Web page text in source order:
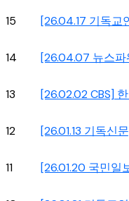
15 [26.04.17 기독교
14 [26.04.07 뉴스파
13 [26.02.02 CBS]
12 [26.01.13 기독신
11 [26.01.20 국민일